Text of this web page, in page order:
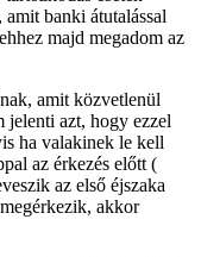
banki átutalással
majd megadom az
amit közvetlenül
azt, hogy ezzel
ha valakinek le kell
az érkezés előtt (
az első éjszaka
akkor